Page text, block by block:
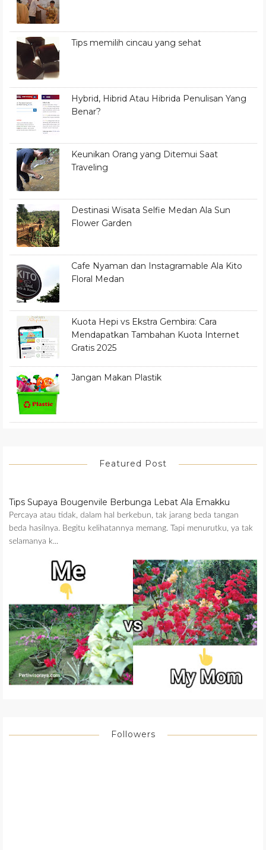
Tips memilih cincau yang sehat
Hybrid, Hibrid Atau Hibrida Penulisan Yang
Benar?
Keunikan Orang yang Ditemui Saat
Traveling
Destinasi Wisata Selfie Medan Ala Sun
Flower Garden
Cafe Nyaman dan Instagramable Ala Kito
Floral Medan
Kuota Hepi vs Ekstra Gembira: Cara
Mendapatkan Tambahan Kuota Internet
Gratis 2025
Jangan Makan Plastik
Featured Post
Tips Supaya Bougenvile Berbunga Lebat Ala Emakku
Percaya atau tidak, dalam hal berkebun, tak jarang beda tangan
beda hasilnya. Begitu kelihatannya memang. Tapi menurutku, ya tak
selamanya k...
Followers